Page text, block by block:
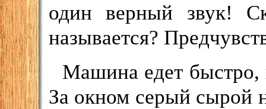
один верный звук!
называется?
Машина едет быстро,
За окном серый сырой